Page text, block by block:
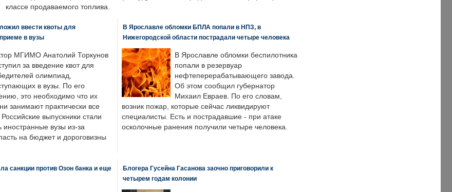
классе продаваемого топлива.
ввести квоты для
в вузы
МГИМО Анатолий Торкунов
за введение квот для
олимпиад,
в вузы. По его
это необходимо что их
занимают практически все
выпускники стали
вузы из-за
на бюджет и дороговизны
В Ярославле обломки БПЛА попали в НПЗ, в
Нижегородской области пострадали четыре человека
В Ярославле обломки беспилотника
попали в резервуар
нефтеперерабатывающего завода.
Об этом сообщил губернатор
Михаил Евраев. По его словам,
возник пожар, которые сейчас ликвидируют
специалисты. Есть и пострадавшие - при атаке
осколочные ранения получили четыре человека.
санкции против Озон банка и еще
Блогера Гусейна Гасанова заочно приговорили к
четырем годам колонии